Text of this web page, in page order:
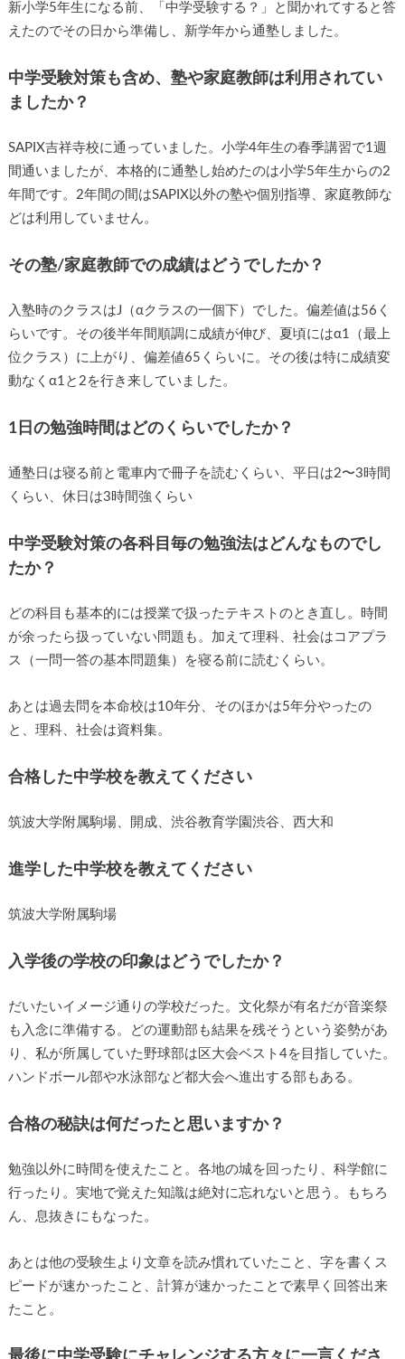
新小学5年生になる前、「中学受験する？」と聞かれてすると答
えたのでその日から準備し、新学年から通塾しました。
中学受験対策も含め、塾や家庭教師は利用されてい
ましたか？
SAPIX吉祥寺校に通っていました。小学4年生の春季講習で1週
間通いましたが、本格的に通塾し始めたのは小学5年生からの2
年間です。2年間の間はSAPIX以外の塾や個別指導、家庭教師な
どは利用していません。
その塾/家庭教師での成績はどうでしたか？
入塾時のクラスはJ（αクラスの一個下）でした。偏差値は56く
らいです。その後半年間順調に成績が伸び、夏頃にはα1（最上
位クラス）に上がり、偏差値65くらいに。その後は特に成績変
動なくα1と2を行き来していました。
1日の勉強時間はどのくらいでしたか？
通塾日は寝る前と電車内で冊子を読むくらい、平日は2〜3時間
くらい、休日は3時間強くらい
中学受験対策の各科目毎の勉強法はどんなものでし
たか？
どの科目も基本的には授業で扱ったテキストのとき直し。時間
が余ったら扱っていない問題も。加えて理科、社会はコアプラ
ス（一問一答の基本問題集）を寝る前に読むくらい。
あとは過去問を本命校は10年分、そのほかは5年分やったの
と、理科、社会は資料集。
合格した中学校を教えてください
筑波大学附属駒場、開成、渋谷教育学園渋谷、西大和
進学した中学校を教えてください
筑波大学附属駒場
入学後の学校の印象はどうでしたか？
だいたいイメージ通りの学校だった。文化祭が有名だが音楽祭
も入念に準備する。どの運動部も結果を残そうという姿勢があ
り、私が所属していた野球部は区大会ベスト4を目指していた。
ハンドボール部や水泳部など都大会へ進出する部もある。
合格の秘訣は何だったと思いますか？
勉強以外に時間を使えたこと。各地の城を回ったり、科学館に
行ったり。実地で覚えた知識は絶対に忘れないと思う。もちろ
ん、息抜きにもなった。
あとは他の受験生より文章を読み慣れていたこと、字を書くス
ピードが速かったこと、計算が速かったことで素早く回答出来
たこと。